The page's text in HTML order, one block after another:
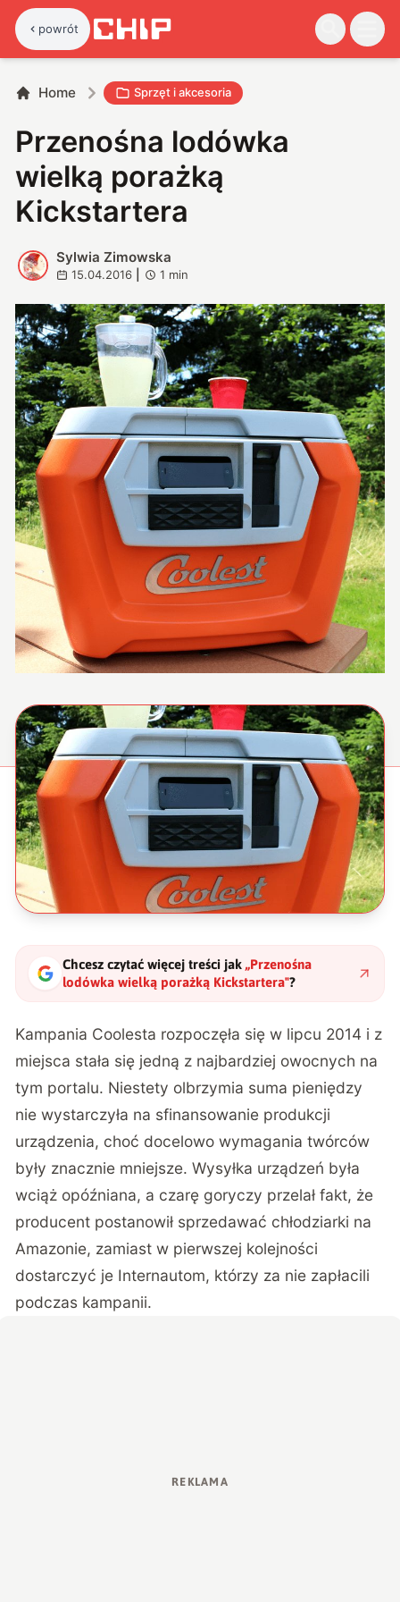
powrót
Home Sprzęt i akcesoria
Przenośna lodówka
wielką porażką
Kickstartera
S
Sylwia Zimowska
15.04.2016 1 min
Chcesz czytać więcej treści jak „Przenośna
lodówka wielką porażką Kickstartera"?
Kampania Coolesta rozpoczęła się w lipcu 2014 i z
miejsca stała się jedną z najbardziej owocnych na
tym portalu. Niestety olbrzymia suma pieniędzy
nie wystarczyła na sfinansowanie produkcji
urządzenia, choć docelowo wymagania twórców
były znacznie mniejsze. Wysyłka urządzeń była
wciąż opóźniana, a czarę goryczy przelał fakt, że
producent postanowił sprzedawać chłodziarki na
Amazonie, zamiast w pierwszej kolejności
dostarczyć je Internautom, którzy za nie zapłacili
podczas kampanii.